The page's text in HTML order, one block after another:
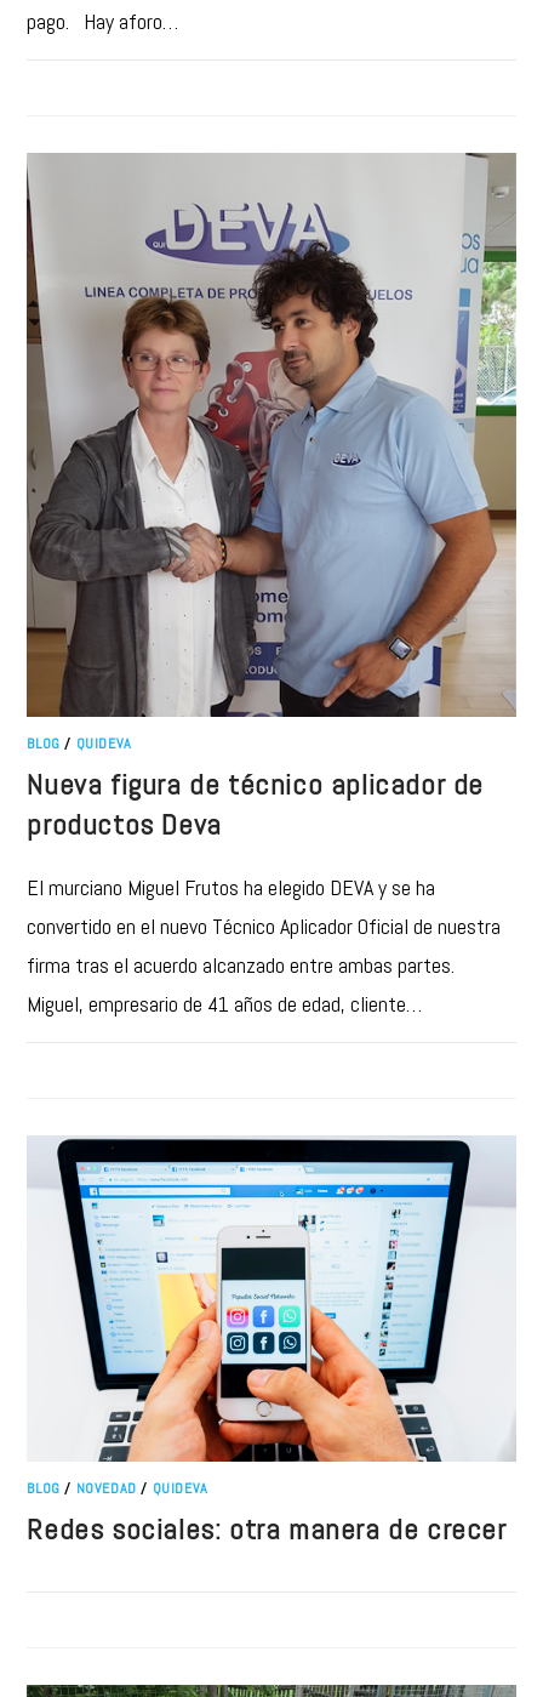
pago. Hay aforo…
BLOG / QUIDEVA
Nueva figura de técnico aplicador de
productos Deva
El murciano Miguel Frutos ha elegido DEVA y se ha
convertido en el nuevo Técnico Aplicador Oficial de nuestra
firma tras el acuerdo alcanzado entre ambas partes.
Miguel, empresario de 41 años de edad, cliente…
BLOG / NOVEDAD / QUIDEVA
Redes sociales: otra manera de crecer